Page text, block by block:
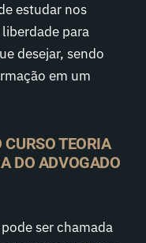
estudar nos
para
desejar, sendo
em um
TEORIA
DO ADVOGADO
ser chamada